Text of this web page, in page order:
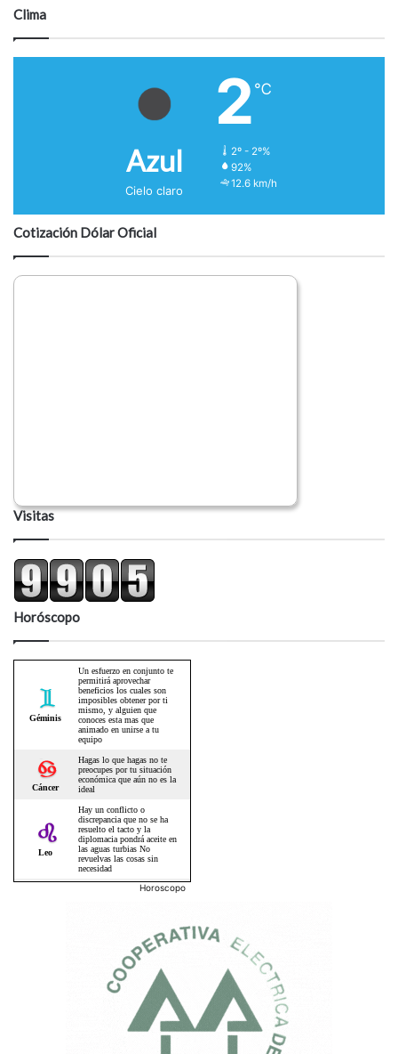
Clima
Azul
Cielo claro
2 ℃
2º - 2º%
92%
12.6 km/h
Cotización Dólar Oficial
Visitas
Horóscopo
Horoscopo